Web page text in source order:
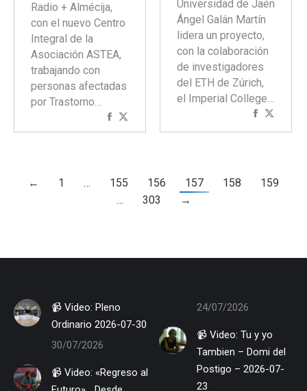
Radio + Almécija,
con el nuevo Centro
Integral de la
Asociación ASTEA,
trabajando con
personas afectadas
por Trastorno…
Compartir
concon
Universidad de Jaén
Ángel Galán Martín
lidera un proyecto,
con la colaboración
de investigadores
del ETH de Zúrich,
el Imperial College…
Compartir
concon
← 1 … 155 156 157 158
159
…
303 →
📹 Video: Pleno
Ordinario 2026-07-30
30/07/2026
📹 Video: «Regreso al
24/07/2026
📹 Video: Tu y yo
Tambien – Domi del
Postigo – 2026-07-
23